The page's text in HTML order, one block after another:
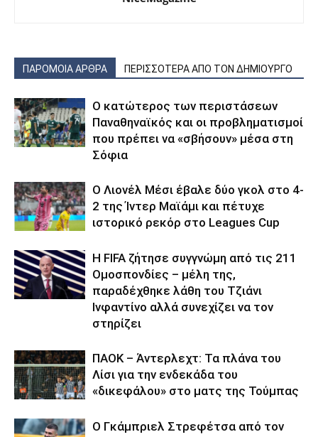
ΠΑΡΟΜΟΙΑ ΑΡΘΡΑ ΠΕΡΙΣΣΟΤΕΡΑ ΑΠΟ ΤΟΝ ΔΗΜΙΟΥΡΓΟ
Ο κατώτερος των περιστάσεων
Παναθηναϊκός και οι προβληματισμοί
που πρέπει να «σβήσουν» μέσα στη
Σόφια
Ο Λιονέλ Μέσι έβαλε δύο γκολ στο 4-
2 της Ίντερ Μαϊάμι και πέτυχε
ιστορικό ρεκόρ στο Leagues Cup
Η FIFA ζήτησε συγγνώμη από τις 211
Ομοσπονδίες – μέλη της,
παραδέχθηκε λάθη του Τζιάνι
Ινφαντίνο αλλά συνεχίζει να τον
στηρίζει
ΠΑΟΚ – Άντερλεχτ: Τα πλάνα του
Λίσι για την ενδεκάδα του
«δικεφάλου» στο ματς της Τούμπας
Ο Γκάμπριελ Στρεφέτσα από τον